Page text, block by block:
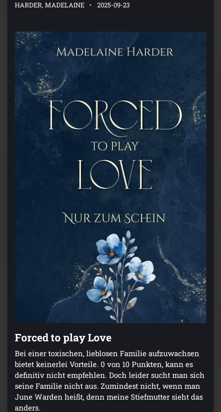
HARDER, MADELAINE 2025-09-23
Forced to play Love
Bei einer toxischen, lieblosen Familie aufzuwachsen
bietet keinerlei Vorteile. 0 von 10 Punkten, kann es
definitiv nicht empfehlen. Doch leider sucht man sich
seine Familie nicht aus. Zumindest nicht, wenn man
June Warden heißt, denn meine Stiefmutter sieht das
anders.